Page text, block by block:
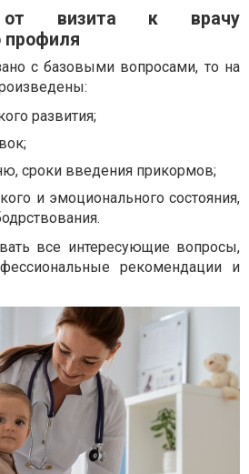
визита к врачу
профиля
с базовыми вопросами, то на
развития;
сроки введения прикормов;
и эмоционального состояния,
все интересующие вопросы,
рекомендации и